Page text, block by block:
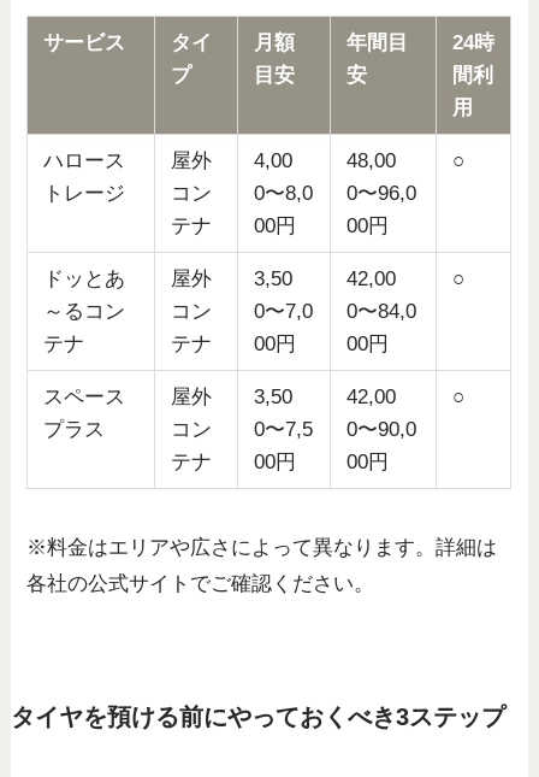
サービス
タイ
プ
月額
目安
年間目
安
24時
間利
用
ハロース
トレージ
屋外
コン
テナ
4,00
0〜8,0
00円
48,00
0〜96,0
00円
○
ドッとあ
～るコン
テナ
屋外
コン
テナ
3,50
0〜7,0
00円
42,00
0〜84,0
00円
○
スペース
プラス
屋外
コン
テナ
3,50
0〜7,5
00円
42,00
0〜90,0
00円
○
※料金はエリアや広さによって異なります。詳細は
各社の公式サイトでご確認ください。
タイヤを預ける前にやっておくべき3ステップ